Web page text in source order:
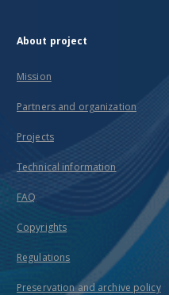
About project
Mission
Partners and organization
Projects
Technical information
FAQ
Copyrights
Regulations
Preservation and archive policy